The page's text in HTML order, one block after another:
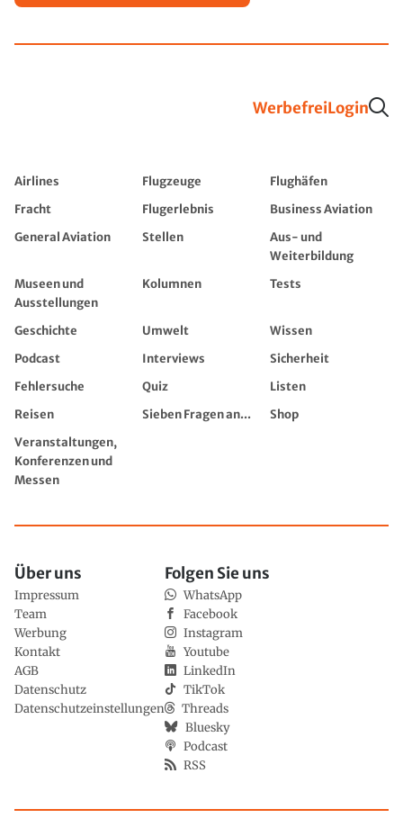
WerbefreiLogin
Airlines Flugzeuge
Flughäfen
Fracht
Flugerlebnis
Business Aviation
General Aviation
Stellen
Aus- und
Weiterbildung
Museen und
Ausstellungen
Kolumnen Tests
Geschichte Umwelt
Wissen
Podcast
Interviews
Sicherheit
Fehlersuche
Quiz
Listen
Reisen
Sieben Fragen an...
Shop
Veranstaltungen,
Konferenzen und
Messen
Über uns
Impressum
Team
Werbung
Kontakt
AGB
Datenschutz
Datenschutzeinstellungen
Folgen Sie uns
WhatsApp
Facebook
Instagram
Youtube
LinkedIn
TikTok
Threads
Bluesky
Podcast
RSS